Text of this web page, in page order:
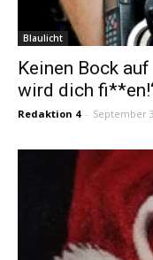
Blaulicht
Keinen Bock
wird dich
Redaktion 4 - September